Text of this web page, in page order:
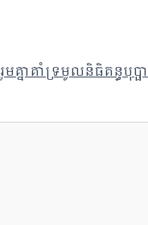
ាគាំទ្រមូលនិធិគន្ធបុប្ផ